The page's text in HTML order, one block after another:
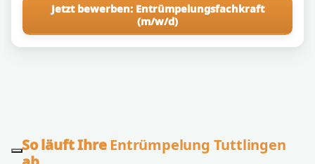
Jetzt bewerben: Entrümpelungsfachkraft
(m/w/d)
So läuft IhreEntrümpelung Tuttlingen